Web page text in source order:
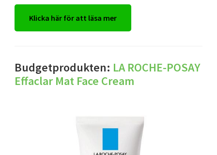
Klicka här för att läsa mer
Budgetprodukten: LA ROCHE-POSAY
Effaclar Mat Face Cream